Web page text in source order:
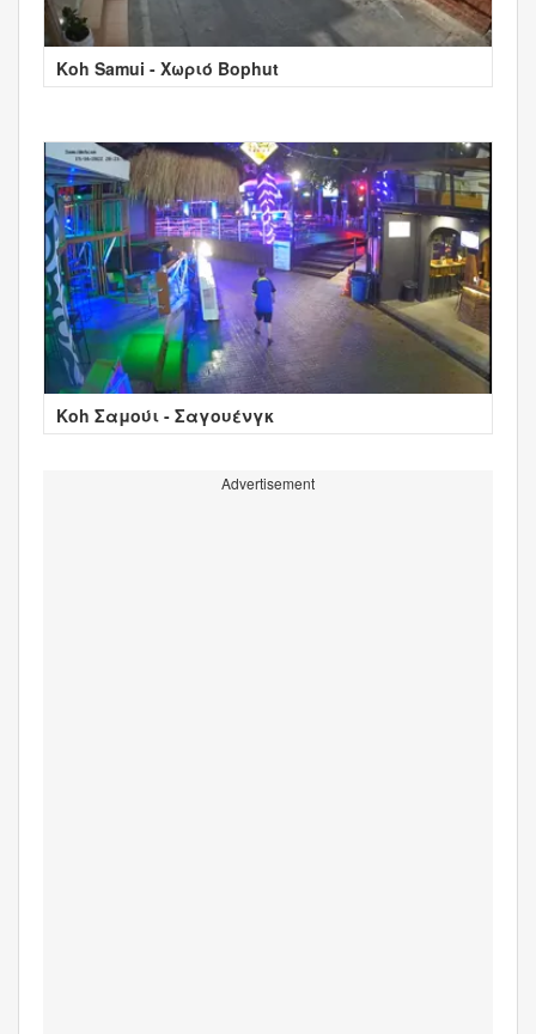
Koh Samui - Χωριό Bophut
Κοh Σαμούι - Σαγουένγκ
Advertisement